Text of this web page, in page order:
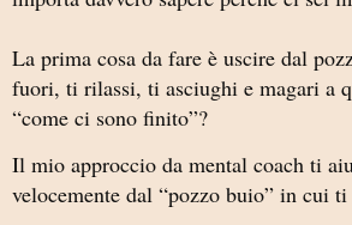
La prima cosa da fare è uscire dal
fuori, ti rilassi, ti asciughi e magari a
“come ci sono finito”?
Il mio approccio da mental coach ti
velocemente dal “pozzo buio” in cui